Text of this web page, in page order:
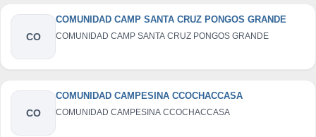
CO
COMUNIDAD CAMP SANTA CRUZ PONGOS GRANDE
COMUNIDAD CAMP SANTA CRUZ PONGOS GRANDE
CO
COMUNIDAD CAMPESINA CCOCHACCASA
COMUNIDAD CAMPESINA CCOCHACCASA